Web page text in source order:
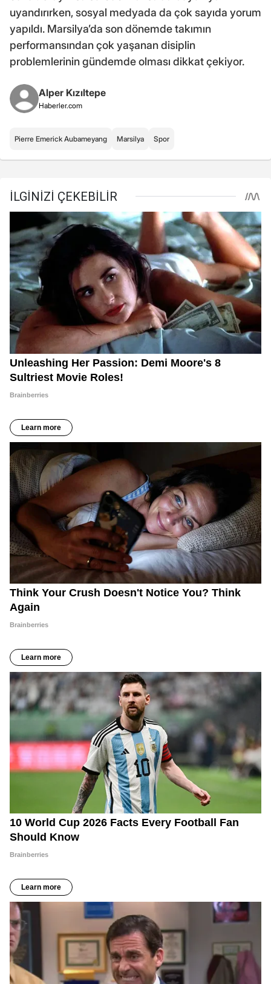
uyandırırken, sosyal medyada da çok sayıda yorum
yapıldı. Marsilya’da son dönemde takımın
performansından çok yaşanan disiplin
problemlerinin gündemde olması dikkat çekiyor.
Alper Kızıltepe
Haberler.com
Pierre Emerick Aubameyang Marsilya Spor